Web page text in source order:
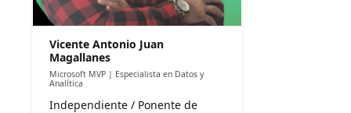
últimos 15 minutos son para arquitectura
personalizada y preguntas abiertas.
Vicente Antonio Juan
Magallanes
Microsoft MVP | Especialista en Datos y
Analítica
Independiente / Ponente de